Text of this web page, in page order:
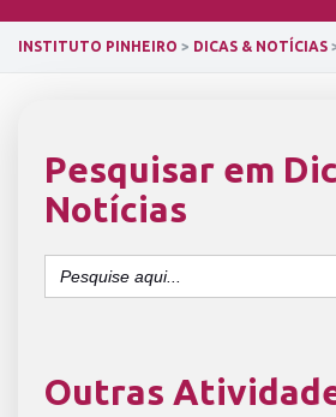
INSTITUTO PINHEIRO > DICAS & NOTÍCIAS
Pesquisar em
Notícias
Search
for:
Outras